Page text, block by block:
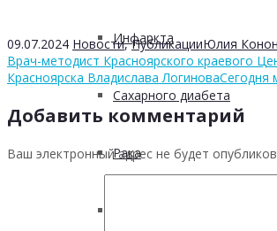
Инфаркта
Сахарного диабета
Рака
09.07.2024 Новости,ПубликацииЮлия
Врач-методист Красноярского краевого
Красноярска Владислава ЛогиноваСегодня
Добавить комментарий
Ваш электронный адрес не будет